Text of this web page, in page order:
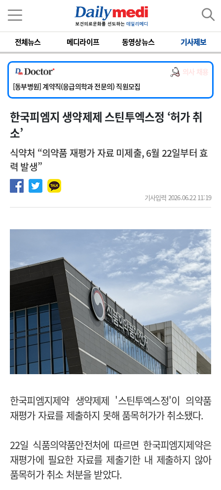
전체뉴스 메디라이프 동영상뉴스 기사제보
의사 채용
[서울아산병원] 2026년 하반기 인턴 모집
[영남대학교의료원] 마취통증의학과 임기제 임상의사 채용
[충남대학교병원] 소아청소년과(소아응급전담) 계약직 의사 공개채용
[동부병원] 계약직(응급의학과 전문의) 직원모집
[이대목동병원] 하반기 전공의(레지던트1년차) 모집
[서울아산병원] 2026년 하반기 인턴 모집
[영남대학교의료원] 마취통증의학과 임기제 임상의사 채용
한국피엠지 생약제제 스틴투엑스정 ‘허가 취
소’
식약처 “의약품 재평가 자료 미제출, 6월 22일부터 효
력 발생”
기사입력 2026.06.22 11:19
한국피엠지제약 생약제제 '스틴투엑스정'이 의약품
재평가 자료를 제출하지 못해 품목허가가 취소됐다.
22일 식품의약품안전처에 따르면 한국피엠지제약은
재평가에 필요한 자료를 제출기한 내 제출하지 않아
품목허가 취소 처분을 받았다.